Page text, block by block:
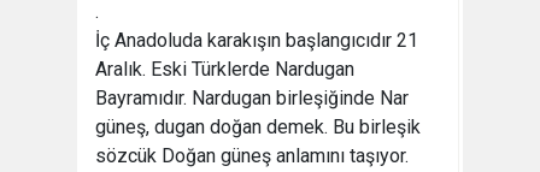
.
İç Anadoluda karakışın başlangıcıdır 21
Aralık. Eski Türklerde Nardugan
Bayramıdır. Nardugan birleşiğinde Nar
güneş, dugan doğan demek. Bu birleşik
sözcük Doğan güneş anlamını taşıyor.